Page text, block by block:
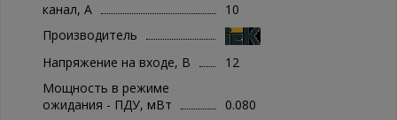
канал, А
10
Производитель
Напряжение на входе, В
12
Мощность в режиме
ожидания - ПДУ, мВт
0.080